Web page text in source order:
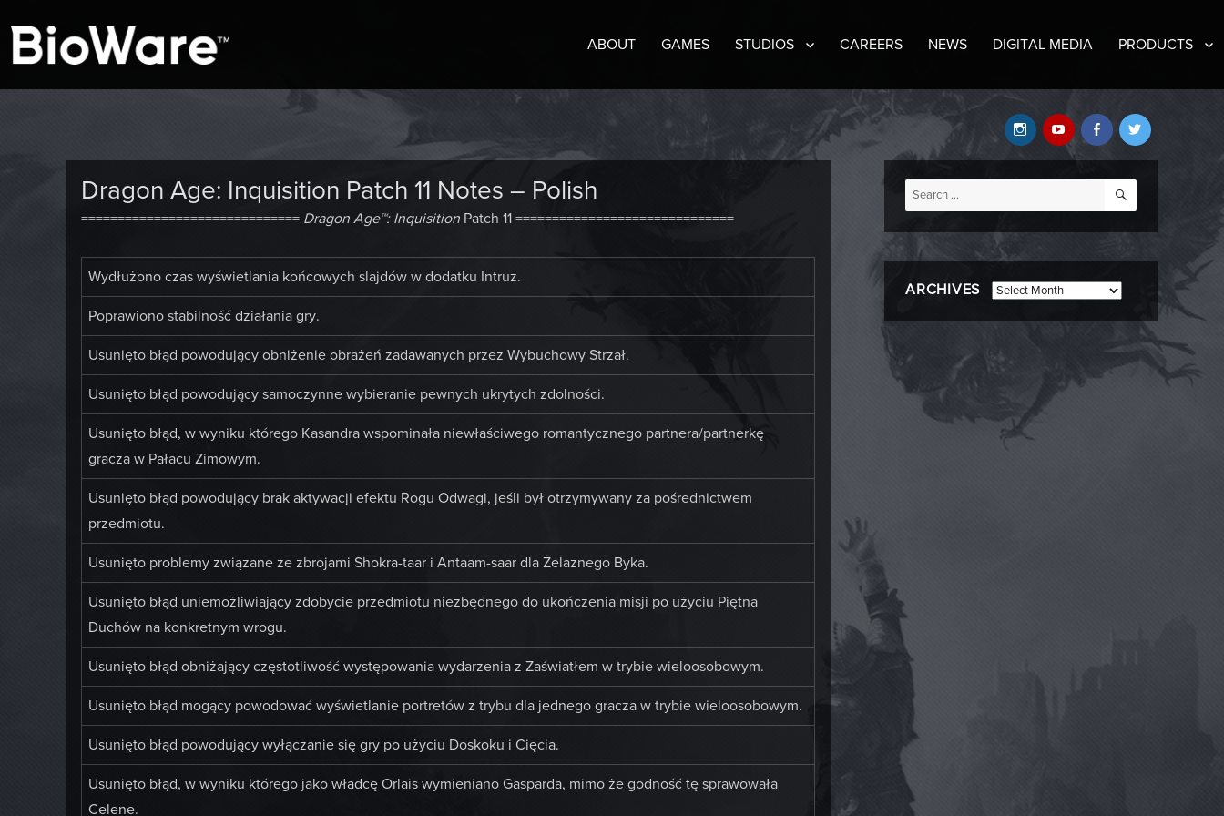
BioWare Blog
ABOUT GAMES STUDIOS CAREERS NEWS DIGITAL MEDIA PRODUCTS
Twitter
Facebook
YouTube
Instagram
Dragon Age: Inquisition Patch 11 Notes – Polish
============================== Dragon Age™: Inquisition Patch 11 ==============================
Wydłużono czas wyświetlania końcowych slajdów w dodatku Intruz.
Poprawiono stabilność działania gry.
Usunięto błąd powodujący obniżenie obrażeń zadawanych przez Wybuchowy Strzał.
Usunięto błąd powodujący samoczynne wybieranie pewnych ukrytych zdolności.
Usunięto błąd, w wyniku którego Kasandra wspominała niewłaściwego romantycznego partnera/partnerkę
gracza w Pałacu Zimowym.
Usunięto błąd powodujący brak aktywacji efektu Rogu Odwagi, jeśli był otrzymywany za pośrednictwem
przedmiotu.
Usunięto problemy związane ze zbrojami Shokra-taar i Antaam-saar dla Żelaznego Byka.
Usunięto błąd uniemożliwiający zdobycie przedmiotu niezbędnego do ukończenia misji po użyciu Piętna
Duchów na konkretnym wrogu.
Usunięto błąd obniżający częstotliwość występowania wydarzenia z Zaświatłem w trybie wieloosobowym.
Usunięto błąd mogący powodować wyświetlanie portretów z trybu dla jednego gracza w trybie wieloosobowym.
Usunięto błąd powodujący wyłączanie się gry po użyciu Doskoku i Cięcia.
Usunięto błąd, w wyniku którego jako władcę Orlais wymieniano Gasparda, mimo że godność tę sprawowała
Celene.
Search
for:
SEARCH
ARCHIVES Archives